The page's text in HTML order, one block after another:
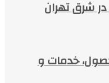
شرق تهران
خدمات و